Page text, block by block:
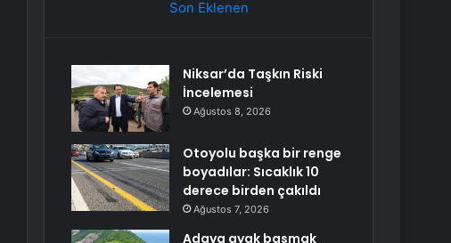
Son Eklenen
Niksar’da Taşkın Riski
İncelemesi
Ağustos 8, 2026
Otoyolu başka bir renge
boyadılar: Sıcaklık 10
derece birden çakıldı
Ağustos 7, 2026
Adaya ayak basmak